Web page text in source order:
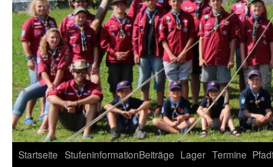
Startseite StufeninformationBeiträge Lager Termine